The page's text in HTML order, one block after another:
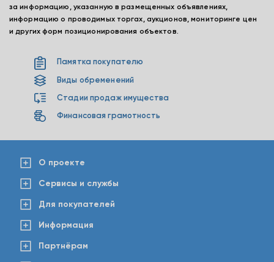
за информацию, указанную в размещенных объявлениях,
информацию о проводимых торгах, аукционов, мониторинге цен
и других форм позиционирования объектов.
Памятка покупателю
Виды обременений
Стадии продаж имущества
Финансовая грамотность
О проекте
Сервисы и службы
Для покупателей
Информация
Партнёрам